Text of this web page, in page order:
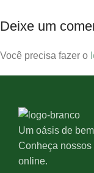
Deixe um
Você precisa fazer o
Um oásis de
Conheça
online.